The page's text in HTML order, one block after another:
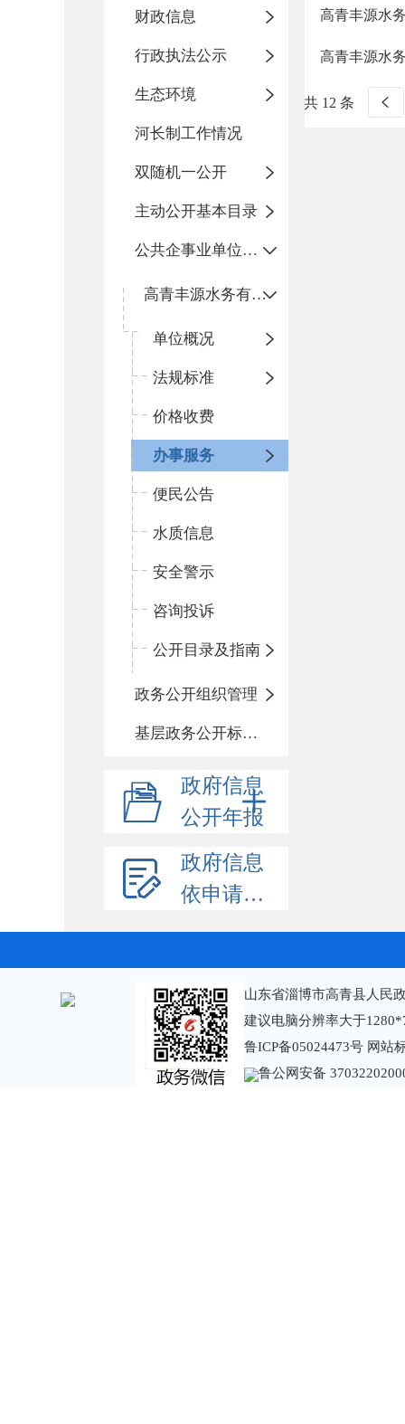
财政信息
行政执法公示
生态环境
河长制工作情况
双随机一公开
主动公开基本目录
公共企事业单位信息公开
高青丰源水务有限公司
单位概况
法规标准
价格收费
办事服务
便民公告
水质信息
安全警示
咨询投诉
公开目录及指南
政务公开组织管理
基层政务公开标准目录
政府信息
公开年报
政府信息
依申请公开
高青丰源水
高青丰源水
共 12 条
山东省淄博市高青县人民
建议电脑分辨率大于
鲁ICP备05024473号 网站
鲁公网安备